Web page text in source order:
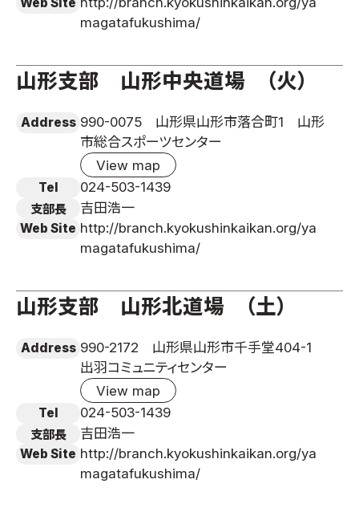
magatafukushima/
山形支部 山形中央道場 （火）
Address 990-0075 山形県山形市落合町1 山形
市総合スポーツセンター
View map
Tel 024-503-1439
支部長 吉田浩一
Web Site http://branch.kyokushinkaikan.org/ya
magatafukushima/
山形支部 山形北道場 （土）
Address 990-2172 山形県山形市千手堂404-1
出羽コミュニティセンター
View map
Tel 024-503-1439
支部長 吉田浩一
Web Site http://branch.kyokushinkaikan.org/ya
magatafukushima/